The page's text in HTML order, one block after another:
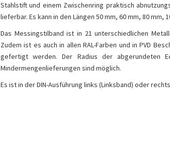
Stahlstift und einem Zwischenring praktisch
lieferbar. Es kann in den Längen 50 mm, 60 mm, 80 mm,
Das Messingstilband ist in 21 unterschiedlichen
Zudem ist es auch in allen RAL-Farben und in PVD
gefertigt werden. Der Radius der abgerundeten
Mindermengenlieferungen sind möglich.
Es ist in der DIN-Ausführung links (Linksband) oder